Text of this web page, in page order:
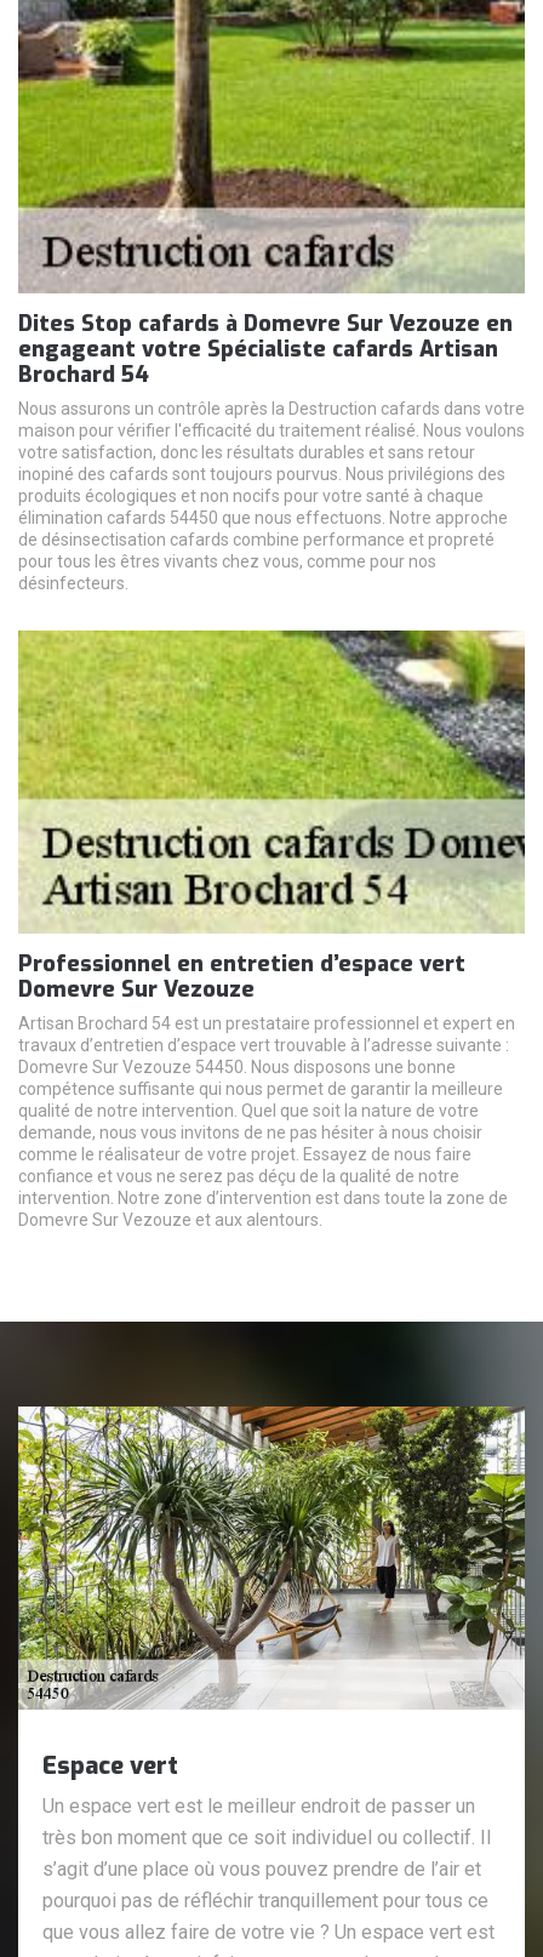
Dites Stop cafards à Domevre Sur Vezouze en
engageant votre Spécialiste cafards Artisan
Brochard 54
Nous assurons un contrôle après la Destruction cafards dans votre
maison pour vérifier l'efficacité du traitement réalisé. Nous voulons
votre satisfaction, donc les résultats durables et sans retour
inopiné des cafards sont toujours pourvus. Nous privilégions des
produits écologiques et non nocifs pour votre santé à chaque
élimination cafards 54450 que nous effectuons. Notre approche
de désinsectisation cafards combine performance et propreté
pour tous les êtres vivants chez vous, comme pour nos
désinfecteurs.
Professionnel en entretien d’espace vert
Domevre Sur Vezouze
Artisan Brochard 54 est un prestataire professionnel et expert en
travaux d’entretien d’espace vert trouvable à l’adresse suivante :
Domevre Sur Vezouze 54450. Nous disposons une bonne
compétence suffisante qui nous permet de garantir la meilleure
qualité de notre intervention. Quel que soit la nature de votre
demande, nous vous invitons de ne pas hésiter à nous choisir
comme le réalisateur de votre projet. Essayez de nous faire
confiance et vous ne serez pas déçu de la qualité de notre
intervention. Notre zone d’intervention est dans toute la zone de
Domevre Sur Vezouze et aux alentours.
Espace vert
Un espace vert est le meilleur endroit de passer un
très bon moment que ce soit individuel ou collectif. Il
s’agit d’une place où vous pouvez prendre de l’air et
pourquoi pas de réfléchir tranquillement pour tous ce
que vous allez faire de votre vie ? Un espace vert est